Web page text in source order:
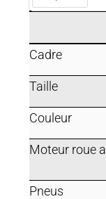
Cadre
Taille
Couleur
Moteur roue
Pneus